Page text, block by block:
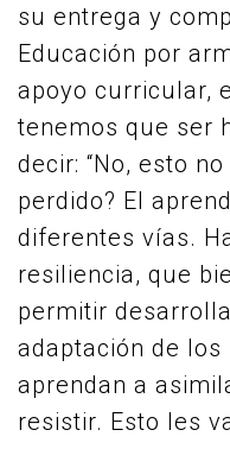
su entrega y
Educación por
apoyo curricular,
tenemos que ser
decir: “No, esto
perdido? El
diferentes vías.
resiliencia, que
permitir
adaptación de los
aprendan a
resistir. Esto les